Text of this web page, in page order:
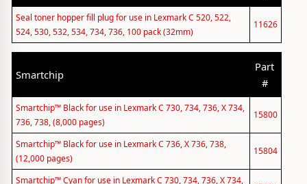
Seal toner hopper fill plug for use in Lexmark C 520, 522,
524, 530, 532, 534, 734, 736, 100 pack (32mm)
11626
Smartchip
Part
#
Smartchip™ Black for use in Lexmark C 730, 734, 736, X 734,
736, 738, (8,000 pages)
15800
Smartchip™ Black for use in Lexmark C 736, X 736, 738,
(12,000 pages)
15804
Smartchip™ Cyan for use in Lexmark C 730, 734, 736, X 734,